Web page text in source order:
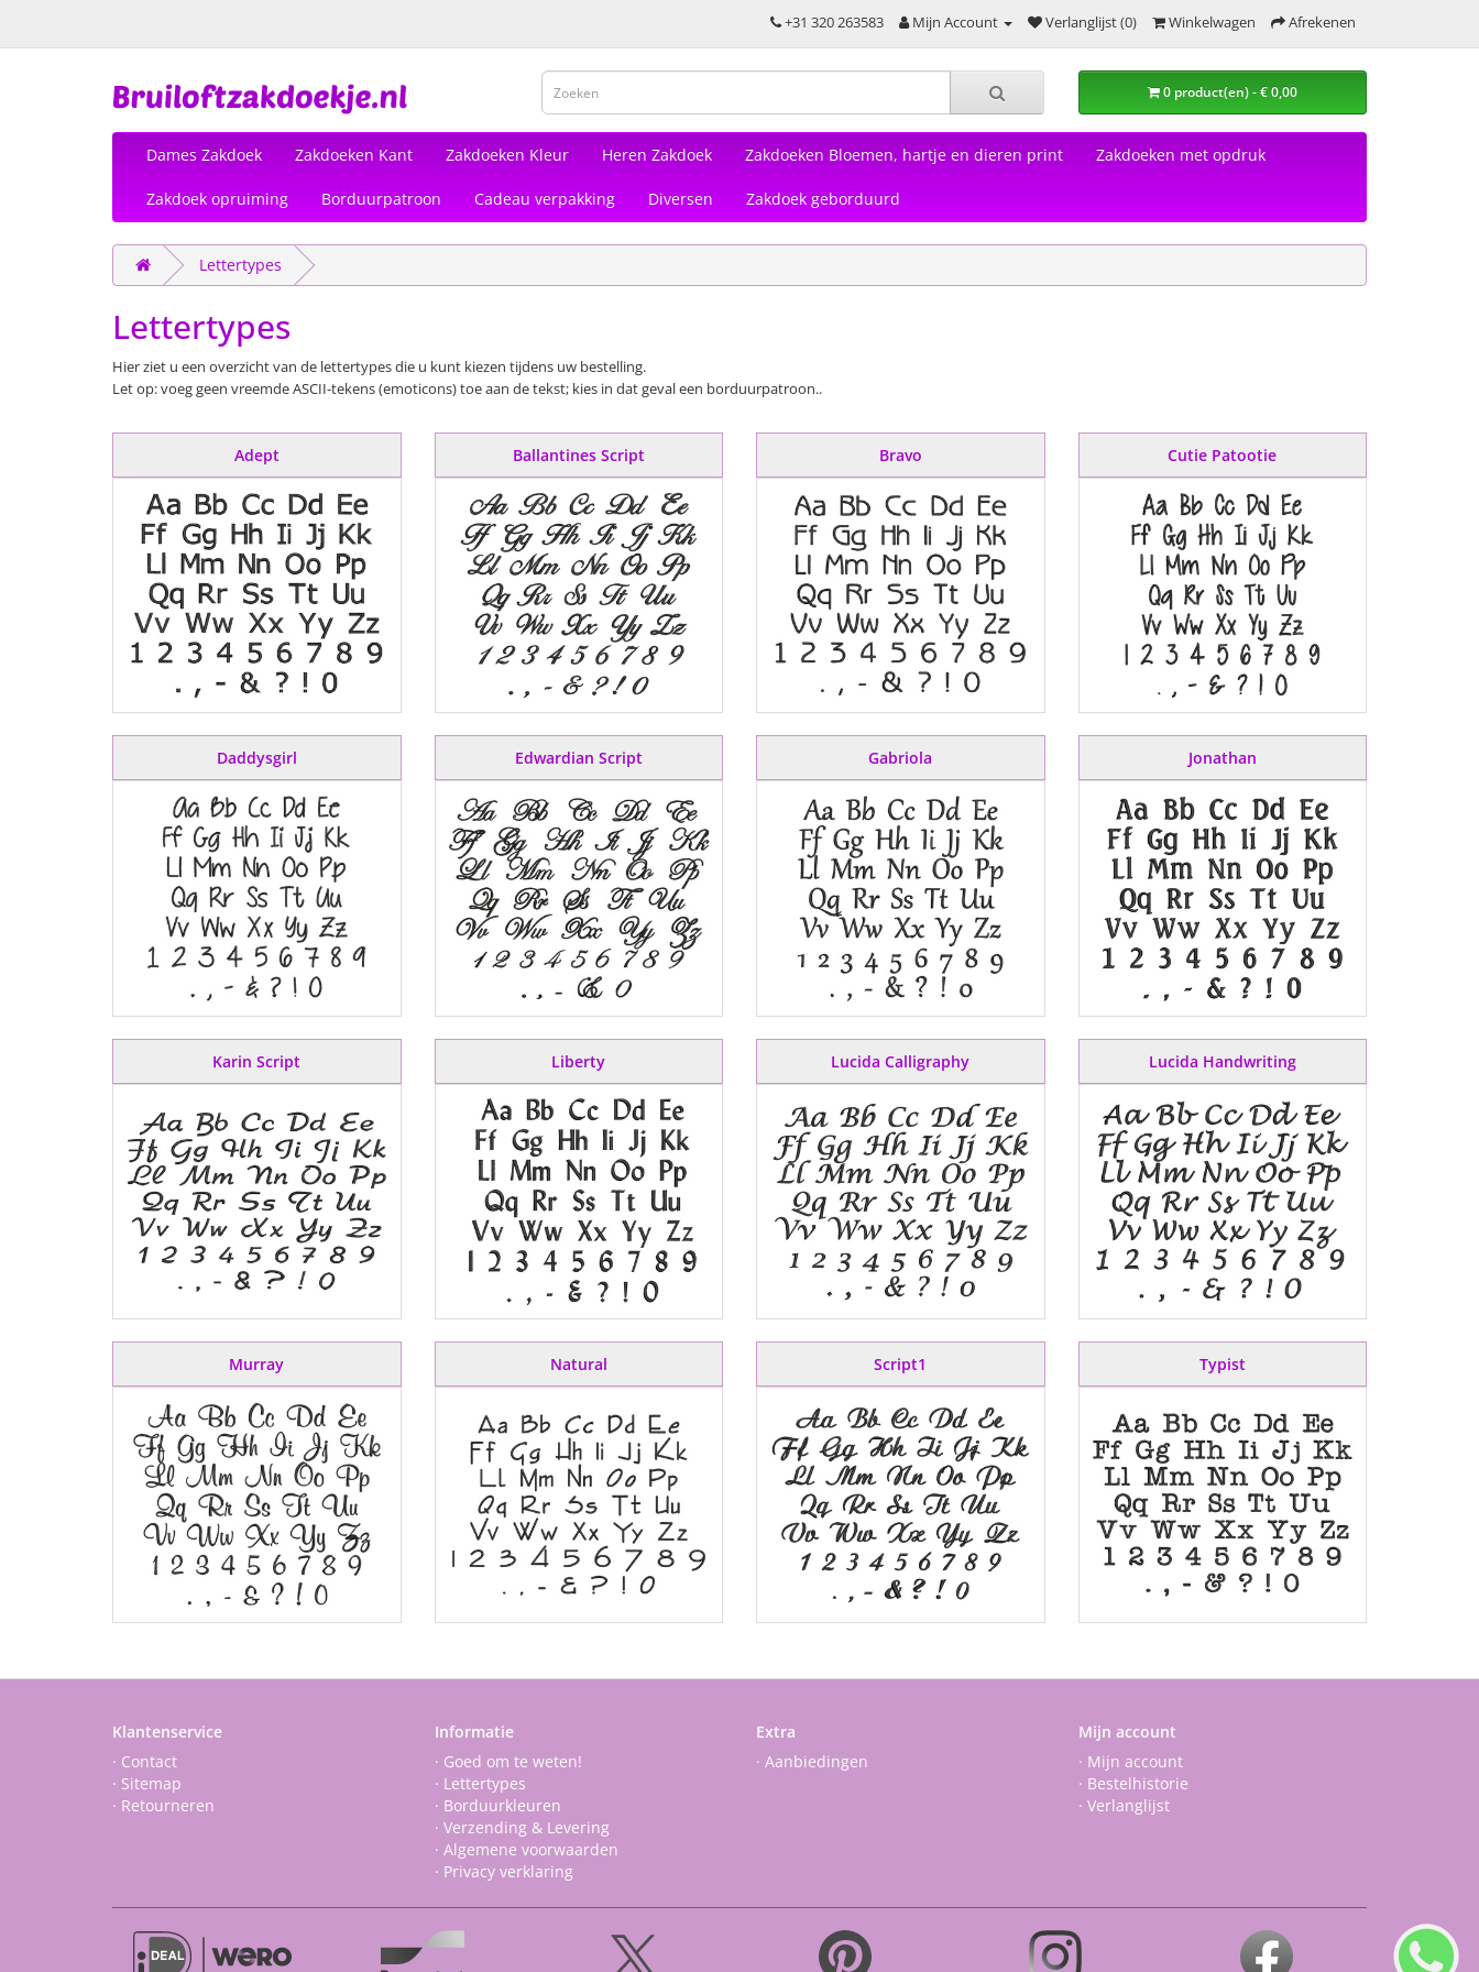
+31 320 263583 Mijn Account Verlanglijst (0) Winkelwagen Afrekenen
0 product(en) - € 0,00
Dames Zakdoek Zakdoeken Kant Zakdoeken Kleur Heren Zakdoek Zakdoeken Bloemen, hartje en dieren print Zakdoeken met opdruk
Zakdoek opruiming Borduurpatroon Cadeau verpakking Diversen Zakdoek geborduurd
Lettertypes
Lettertypes
Hier ziet u een overzicht van de lettertypes die u kunt kiezen tijdens uw bestelling.
Let op: voeg geen vreemde ASCII-tekens (emoticons) toe aan de tekst; kies in dat geval een borduurpatroon..
Adept Ballantines Script Bravo Cutie Patootie
Daddysgirl Edwardian Script Gabriola Jonathan
Karin Script Liberty Lucida Calligraphy Lucida Handwriting
Murray Natural Script1 Typist
Klantenservice
· Contact
· Sitemap
· Retourneren
Informatie
· Goed om te weten!
· Lettertypes
· Borduurkleuren
· Verzending & Levering
· Algemene voorwaarden
· Privacy verklaring
Extra
· Aanbiedingen
Mijn account
· Mijn account
· Bestelhistorie
· Verlanglijst